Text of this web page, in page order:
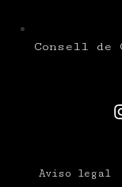
Consell de
Aviso legal